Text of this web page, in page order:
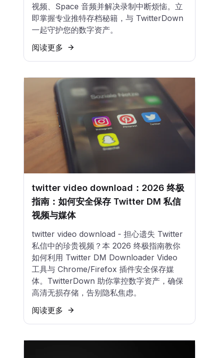
视频、Space 音频并解决录制中断烦恼。立
即掌握专业推特存档秘籍，与 TwitterDown
一起守护您的数字资产。
阅读更多
twitter video download：2026 终极
指南：如何安全保存 Twitter DM 私信
视频与媒体
twitter video download - 担心遗失 Twitter
私信中的珍贵视频？本 2026 终极指南教你
如何利用 Twitter DM Downloader Video
工具与 Chrome/Firefox 插件安全保存媒
体。TwitterDown 助你掌控数字资产，确保
高清无损存储，告别隐私焦虑。
阅读更多